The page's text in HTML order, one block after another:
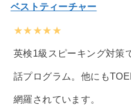
ベストティーチャー
★★★★★
英検1級スピーキング対策
話プログラム。他にも
網羅されています。